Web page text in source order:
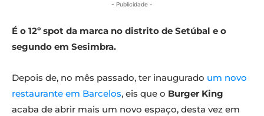
- Publicidade -
É o 12º spot da marca no distrito de Setúbal e o
segundo em Sesimbra.
Depois de, no mês passado, ter inaugurado um novo
restaurante em Barcelos, eis que o Burger King
acaba de abrir mais um novo espaço, desta vez em